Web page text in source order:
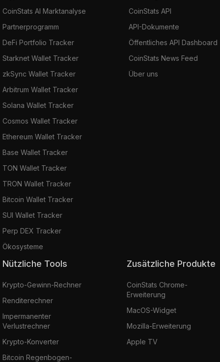
CoinStats AI Marktanalyse
Partnerprogramm
DeFi Portfolio Tracker
Starknet Wallet Tracker
zkSync Wallet Tracker
Arbitrum Wallet Tracker
Solana Wallet Tracker
Cosmos Wallet Tracker
Ethereum Wallet Tracker
Base Wallet Tracker
TON Wallet Tracker
TRON Wallet Tracker
Bitcoin Wallet Tracker
SUI Wallet Tracker
Perp DEX Tracker
Ökosysteme
CoinStats API
API-Dokumente
Öffentliches API Dashboard
CoinStats News Feed
Über uns
Nützliche Tools
Krypto-Gewinn-Rechner
Renditerechner
Impermanenter
Verlustrechner
Krypto-Konverter
Bitcoin Regenbogen-
Zusätzliche Produkte
CoinStats Chrome-
Erweiterung
MacOS-Widget
Mozilla-Erweiterung
Apple TV